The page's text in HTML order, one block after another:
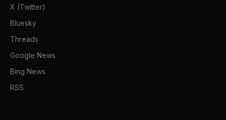
X (Twitter)
Bluesky
Threads
Google News
Bing News
RSS